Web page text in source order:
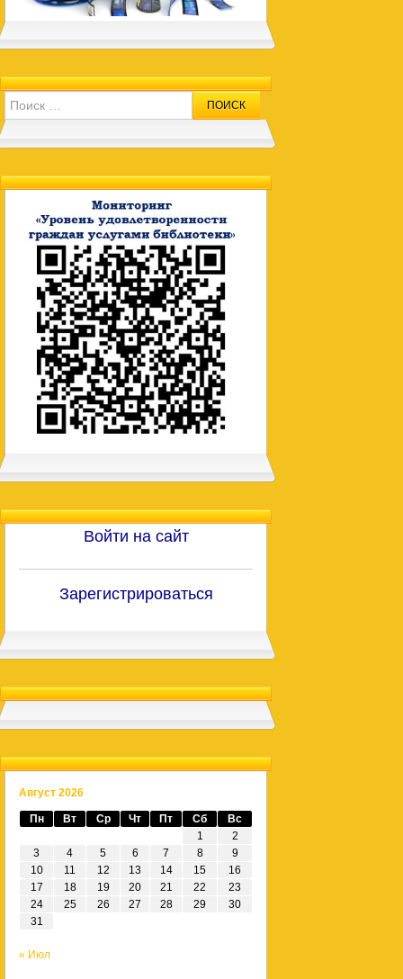
Search for:
Войти на сайт
Зарегистрироваться
Август 2026
Пн Вт Ср Чт Пт Сб
Вс
1
2
3
4 5 6 7 8
9
10
11 12 13 14 15
16
17
18 19 20 21 22
23
24
25 26 27 28 29
30
31
« Июл